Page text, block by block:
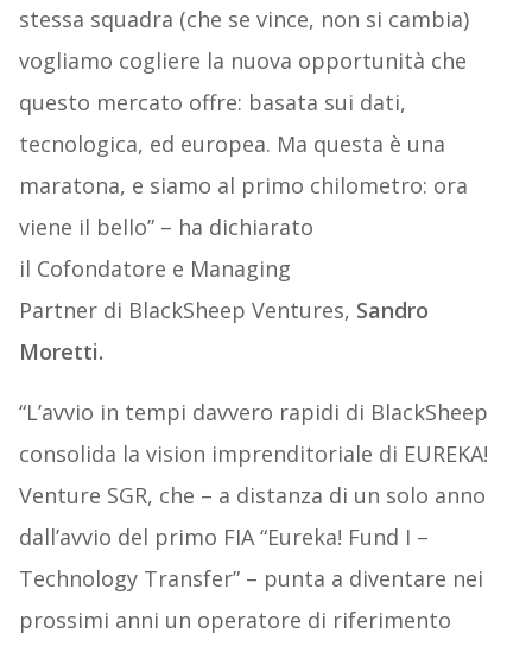
stessa squadra (che se vince, non si cambia)
vogliamo cogliere la nuova opportunità che
questo mercato offre: basata sui dati,
tecnologica, ed europea. Ma questa è una
maratona, e siamo al primo chilometro: ora
viene il bello” – ha dichiarato
il Cofondatore e Managing
Partner di BlackSheep Ventures, Sandro
Moretti.
“L’avvio in tempi davvero rapidi di BlackSheep
consolida la vision imprenditoriale di EUREKA!
Venture SGR, che – a distanza di un solo anno
dall’avvio del primo FIA “Eureka! Fund I –
Technology Transfer” – punta a diventare nei
prossimi anni un operatore di riferimento